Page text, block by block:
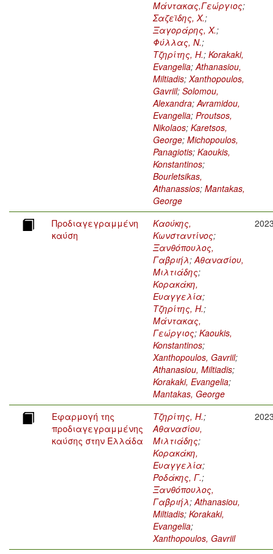
Μάντακας,Γεώργιος;
Σαζεϊδης, Χ.;
Ξαγοράρης, Χ.;
Φύλλας, Ν.;
Τζηρίτης, Η.; Korakaki,
Evangelia;Athanasiou,
Miltiadis;Xanthopoulos,
Gavriil; Solomou,
Alexandra;Avramidou,
Evangelia; Proutsos,
Nikolaos; Karetsos,
George; Michopoulos,
Panagiotis; Kaoukis,
Konstantinos;
Bourletsikas,
Athanassios; Mantakas,
George
Προδιαγεγραμμένη
καύση
Καούκης,
Κωνσταντίνος;
Ξανθόπουλος,
Γαβριήλ;Αθανασίου,
Μιλτιάδης;
Κορακάκη,
Ευαγγελία;
Τζηρίτης, Η.;
Μάντακας,
Γεώργιος; Kaoukis,
Konstantinos;
Xanthopoulos, Gavriil;
Athanasiou, Miltiadis;
Korakaki, Evangelia;
Mantakas, George
Εφαρμογή της
προδιαγεγραμμένης
καύσης στην Ελλάδα
Τζηρίτης, Η.;
Αθανασίου,
Μιλτιάδης;
Κορακάκη,
Ευαγγελία;
Ροδάκης, Γ.;
Ξανθόπουλος,
Γαβριήλ;Athanasiou,
Miltiadis; Korakaki,
Evangelia;
Xanthopoulos, Gavriil